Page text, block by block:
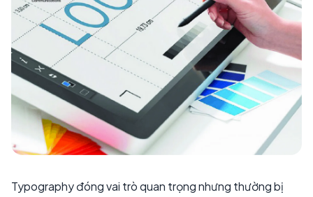
Typography đóng vai trò quan trọng nhưng thường bị